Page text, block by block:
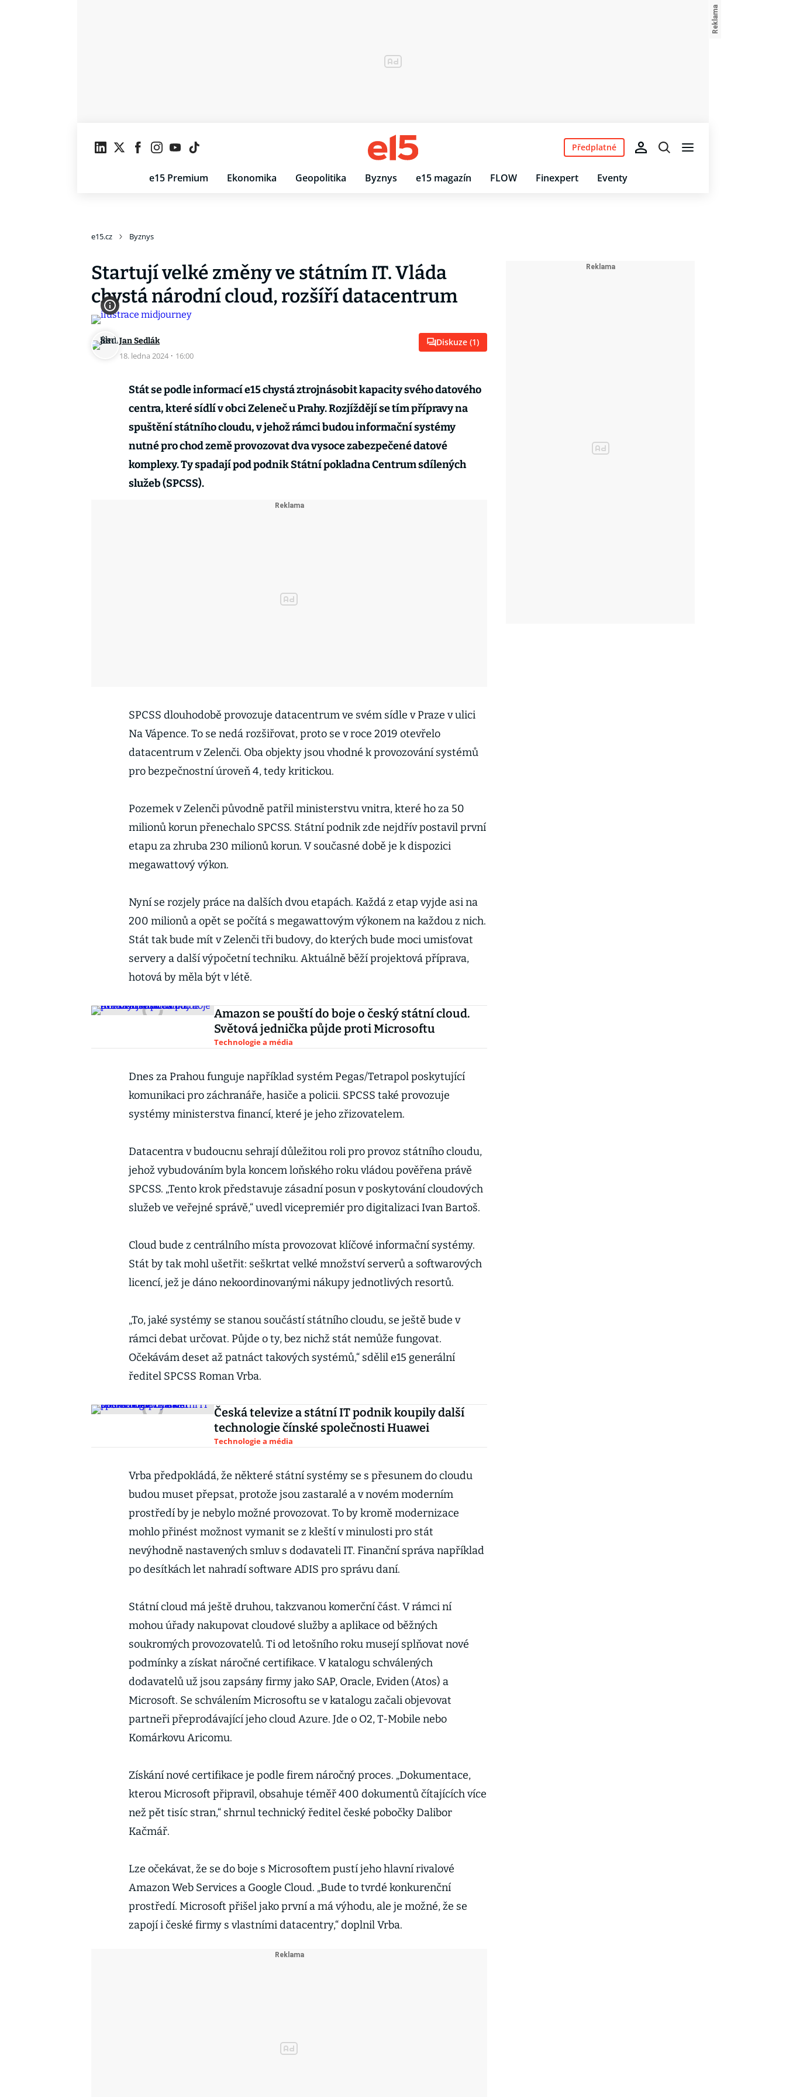
e15 Premium Ekonomika Geopolitika Byznys e15 magazín FLOW Finexpert Eventy
Předplatné
e15.cz Byznys
Startují velké změny ve státním IT. Vláda
chystá národní cloud, rozšíří datacentrum
Jan Sedlák
18. ledna 2024 · 16:00
Diskuze (1)
Stát se podle informací e15 chystá ztrojnásobit kapacity svého datového
centra, které sídlí v obci Zeleneč u Prahy. Rozjíždějí se tím přípravy na
spuštění státního cloudu, v jehož rámci budou informační systémy
nutné pro chod země provozovat dva vysoce zabezpečené datové
komplexy. Ty spadají pod podnik Státní pokladna Centrum sdílených
služeb (SPCSS).
SPCSS dlouhodobě provozuje datacentrum ve svém sídle v Praze v ulici
Na Vápence. To se nedá rozšiřovat, proto se v roce 2019 otevřelo
datacentrum v Zelenči. Oba objekty jsou vhodné k provozování systémů
pro bezpečnostní úroveň 4, tedy kritickou.
Pozemek v Zelenči původně patřil ministerstvu vnitra, které ho za 50
milionů korun přenechalo SPCSS. Státní podnik zde nejdřív postavil první
etapu za zhruba 230 milionů korun. V současné době je k dispozici
megawattový výkon.
Nyní se rozjely práce na dalších dvou etapách. Každá z etap vyjde asi na
200 milionů a opět se počítá s megawattovým výkonem na každou z nich.
Stát tak bude mít v Zelenči tři budovy, do kterých bude moci umisťovat
servery a další výpočetní techniku. Aktuálně běží projektová příprava,
hotová by měla být v létě.
Amazon se pouští do boje o český státní cloud.
Světová jednička půjde proti Microsoftu
Technologie a média
Dnes za Prahou funguje například systém Pegas/Tetrapol poskytující
komunikaci pro záchranáře, hasiče a policii. SPCSS také provozuje
systémy ministerstva financí, které je jeho zřizovatelem.
Datacentra v budoucnu sehrají důležitou roli pro provoz státního cloudu,
jehož vybudováním byla koncem loňského roku vládou pověřena právě
SPCSS. „Tento krok představuje zásadní posun v poskytování cloudových
služeb ve veřejné správě,“ uvedl vicepremiér pro digitalizaci Ivan Bartoš.
Cloud bude z centrálního místa provozovat klíčové informační systémy.
Stát by tak mohl ušetřit: seškrtat velké množství serverů a softwarových
licencí, jež je dáno nekoordinovanými nákupy jednotlivých resortů.
„To, jaké systémy se stanou součástí státního cloudu, se ještě bude v
rámci debat určovat. Půjde o ty, bez nichž stát nemůže fungovat.
Očekávám deset až patnáct takových systémů,“ sdělil e15 generální
ředitel SPCSS Roman Vrba.
Česká televize a státní IT podnik koupily další
technologie čínské společnosti Huawei
Technologie a média
Vrba předpokládá, že některé státní systémy se s přesunem do cloudu
budou muset přepsat, protože jsou zastaralé a v novém moderním
prostředí by je nebylo možné provozovat. To by kromě modernizace
mohlo přinést možnost vymanit se z kleští v minulosti pro stát
nevýhodně nastavených smluv s dodavateli IT. Finanční správa například
po desítkách let nahradí software ADIS pro správu daní.
Státní cloud má ještě druhou, takzvanou komerční část. V rámci ní
mohou úřady nakupovat cloudové služby a aplikace od běžných
soukromých provozovatelů. Ti od letošního roku musejí splňovat nové
podmínky a získat náročné certifikace. V katalogu schválených
dodavatelů už jsou zapsány firmy jako SAP, Oracle, Eviden (Atos) a
Microsoft. Se schválením Microsoftu se v katalogu začali objevovat
partneři přeprodávající jeho cloud Azure. Jde o O2, T-Mobile nebo
Komárkovu Aricomu.
Získání nové certifikace je podle firem náročný proces. „Dokumentace,
kterou Microsoft připravil, obsahuje téměř 400 dokumentů čítajících více
než pět tisíc stran,“ shrnul technický ředitel české pobočky Dalibor
Kačmář.
Lze očekávat, že se do boje s Microsoftem pustí jeho hlavní rivalové
Amazon Web Services a Google Cloud. „Bude to tvrdé konkurenční
prostředí. Microsoft přišel jako první a má výhodu, ale je možné, že se
zapojí i české firmy s vlastními datacentry,“ doplnil Vrba.